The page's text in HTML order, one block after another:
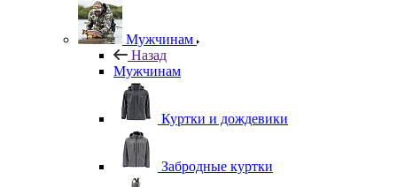
Мужчинам
Назад
Мужчинам
Куртки и дождевики
Забродные куртки